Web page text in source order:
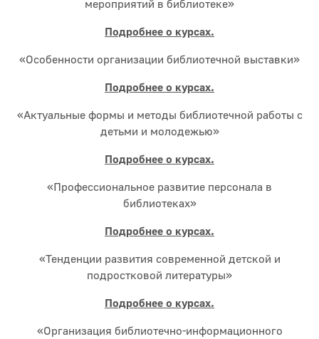
мероприятий в библиотеке»
Подробнее о курсах.
«Особенности организации библиотечной выставки»
Подробнее о курсах.
«Актуальные формы и методы библиотечной работы с
детьми и молодежью»
Подробнее о курсах.
«Профессиональное развитие персонала в
библиотеках»
Подробнее о курсах.
«Тенденции развития современной детской и
подростковой литературы»
Подробнее о курсах.
«Организация библиотечно-информационного